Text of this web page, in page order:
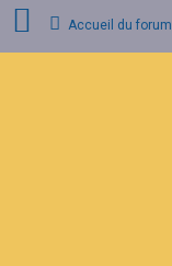
Accueil du forum